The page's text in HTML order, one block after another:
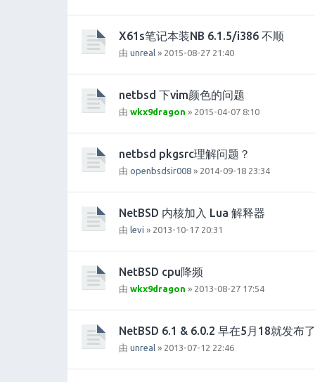
X61s笔记本装NB 6.1.5/i386 不顺
由 unreal » 2015-08-27 21:40
netbsd 下vim颜色的问题
由 wkx9dragon » 2015-04-07 8:10
netbsd pkgsrc理解问题？
由 openbsdsir008 » 2014-09-18 23:34
NetBSD 内核加入 Lua 解释器
由 levi » 2013-10-17 20:31
NetBSD cpu降频
由 wkx9dragon » 2013-08-27 17:54
NetBSD 6.1 & 6.0.2 早在5月18就发布了
由 unreal » 2013-07-12 22:46